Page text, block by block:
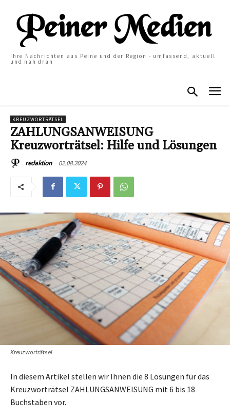
Ihre Nachrichten aus Peine und der Region - umfassend, aktuell
und nah dran
KREUZWORTRÄTSEL
ZAHLUNGSANWEISUNG
Kreuzworträtsel: Hilfe und Lösungen
redaktion 02.08.2024
Kreuzworträtsel
In diesem Artikel stellen wir Ihnen die 8 Lösungen für das
Kreuzworträtsel ZAHLUNGSANWEISUNG mit 6 bis 18
Buchstaben vor.